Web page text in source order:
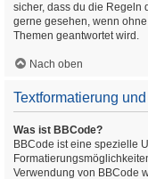
sicher, dass du die Regeln
gerne gesehen, wenn
Themen geantwortet wird.
Nach oben
Textformatierung
Was ist BBCode?
BBCode ist eine spezielle
Verwendung von BBCode